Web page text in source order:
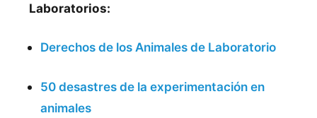
Laboratorios:
Derechos de los Animales de Laboratorio
50 desastres de la experimentación en
animales